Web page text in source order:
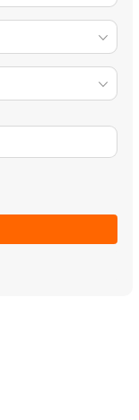
Opel
SsangYong